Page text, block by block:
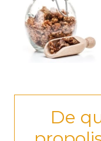
de quoi est faite la